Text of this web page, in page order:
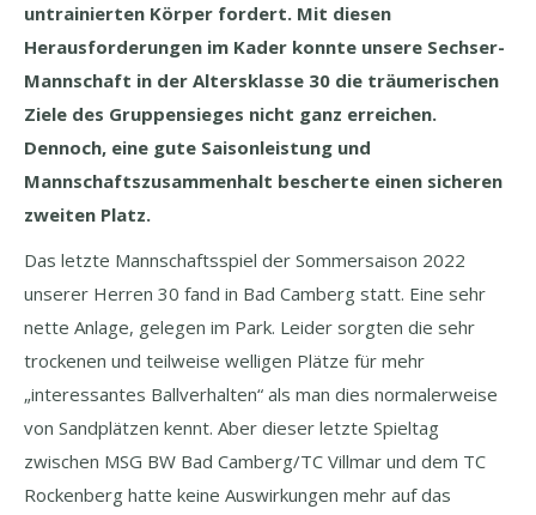
untrainierten Körper fordert. Mit diesen
Herausforderungen im Kader konnte unsere Sechser-
Mannschaft in der Altersklasse 30 die träumerischen
Ziele des Gruppensieges nicht ganz erreichen.
Dennoch, eine gute Saisonleistung und
Mannschaftszusammenhalt bescherte einen sicheren
zweiten Platz.
Das letzte Mannschaftsspiel der Sommersaison 2022
unserer Herren 30 fand in Bad Camberg statt. Eine sehr
nette Anlage, gelegen im Park. Leider sorgten die sehr
trockenen und teilweise welligen Plätze für mehr
„interessantes Ballverhalten“ als man dies normalerweise
von Sandplätzen kennt. Aber dieser letzte Spieltag
zwischen MSG BW Bad Camberg/TC Villmar und dem TC
Rockenberg hatte keine Auswirkungen mehr auf das